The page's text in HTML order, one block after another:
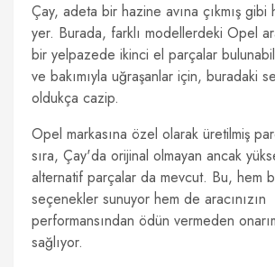
Çay, adeta bir hazine avına çıkmış gibi
yer. Burada, farklı modellerdeki Opel
bir yelpazede ikinci el parçalar
ve bakımıyla uğraşanlar için, buradaki
oldukça cazip.
Opel markasına özel olarak üretilmiş
sıra, Çay'da orijinal olmayan ancak
alternatif parçalar da mevcut. Bu, hem
seçenekler sunuyor hem de aracınızın
performansından ödün vermeden
sağlıyor.